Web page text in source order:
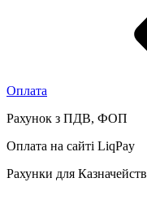
Оплата
Рахунок з ПДВ, ФОП
Оплата на сайті LiqPay
Рахунки для Казначейств